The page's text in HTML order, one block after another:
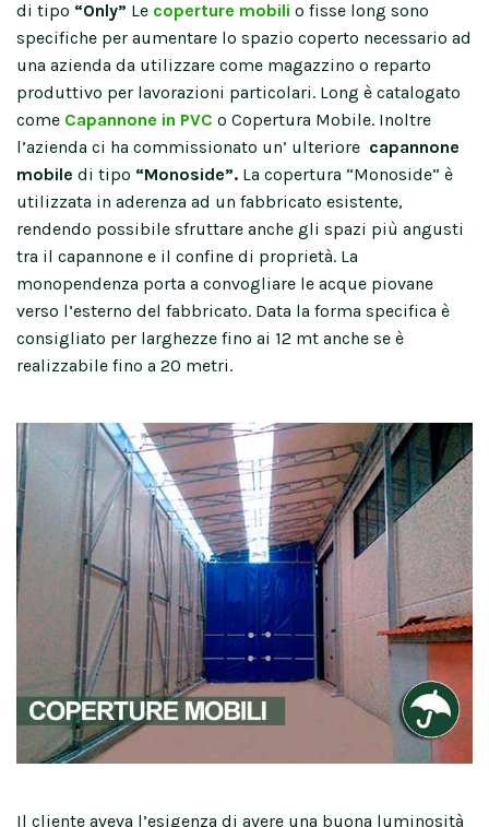
di tipo “Only” Le coperture mobili o fisse long sono
specifiche per aumentare lo spazio coperto necessario ad
una azienda da utilizzare come magazzino o reparto
produttivo per lavorazioni particolari. Long è catalogato
come Capannone in PVC o Copertura Mobile. Inoltre
l’azienda ci ha commissionato un’ ulteriore capannone
mobile di tipo “Monoside”. La copertura “Monoside” è
utilizzata in aderenza ad un fabbricato esistente,
rendendo possibile sfruttare anche gli spazi più angusti
tra il capannone e il confine di proprietà. La
monopendenza porta a convogliare le acque piovane
verso l’esterno del fabbricato. Data la forma specifica è
consigliato per larghezze fino ai 12 mt anche se è
realizzabile fino a 20 metri.
Il cliente aveva l’esigenza di avere una buona luminosità